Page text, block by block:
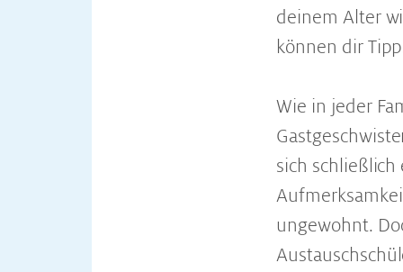
deinem Alter
können dir
Wie in jeder
sich
ungewohnt.